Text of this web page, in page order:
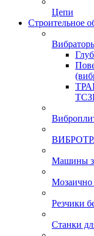
Цепи
Строительное
Машины
Резчики
Станки